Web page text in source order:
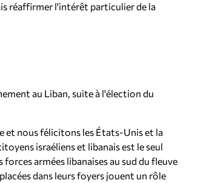
réaffirmer l'intérêt particulier de la
au Liban, suite à l'élection du
et nous félicitons les États-Unis et la
israéliens et libanais est le seul
armées libanaises au sud du fleuve
dans leurs foyers jouent un rôle